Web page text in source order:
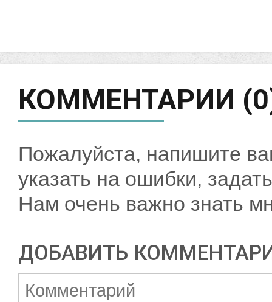
КОММЕНТАРИИ
Пожалуйста, напишите
указать на ошибки,
Нам очень важно знать
ДОБАВИТЬ